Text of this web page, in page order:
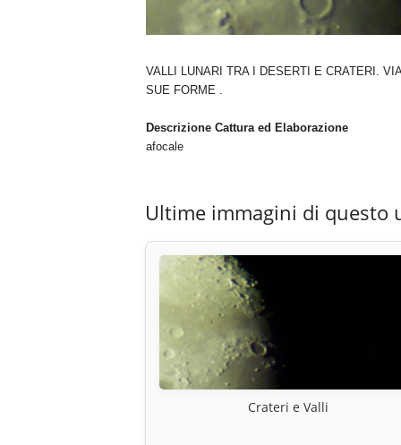
VALLI LUNARI TRA I DESERTI E CRATERI.
SUE FORME .
Descrizione Cattura ed Elaborazione
afocale
Ultime immagini di questo
Crateri e Valli